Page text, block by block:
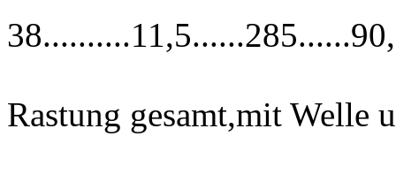
Rastung gesamt,mit Welle